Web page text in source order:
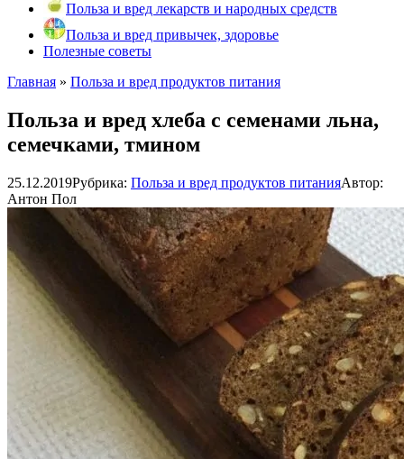
Польза и вред лекарств и народных средств
Польза и вред привычек, здоровье
Полезные советы
Главная » Польза и вред продуктов питания
Польза и вред хлеба с семенами льна,
семечками, тмином
25.12.2019Рубрика: Польза и вред продуктов питанияАвтор:
Антон Пол